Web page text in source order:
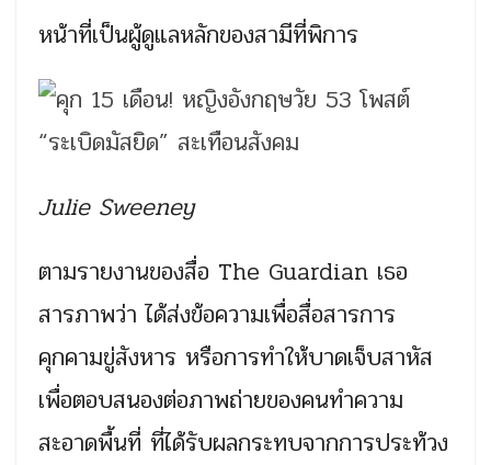
หน้าที่เป็นผู้ดูแลหลักของสามีที่พิการ
Julie Sweeney
ตามรายงานของสื่อ The Guardian เธอ
สารภาพว่า ได้ส่งข้อความเพื่อสื่อสารการ
คุกคามขู่สังหาร หรือการทำให้บาดเจ็บสาหัส
เพื่อตอบสนองต่อภาพถ่ายของคนทำความ
สะอาดพื้นที่ ที่ได้รับผลกระทบจากการประท้วง